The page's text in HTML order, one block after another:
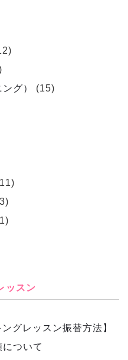
グ）
(15)
ッスン
グレッスン振替方法】
ついて